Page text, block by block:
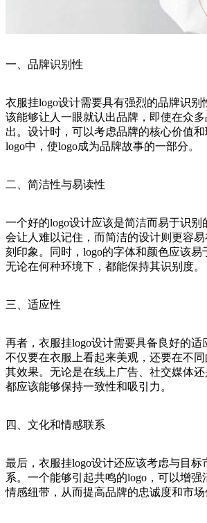
一、品牌识别性
衣服挂logo设计需要具有强烈的品牌识别
该能够让人一眼就认出品牌，即使在众
出。设计时，可以考虑品牌的核心价值
logo中，使logo成为品牌故事的一部分。
二、简洁性与易读性
一个好的logo设计应该是简洁而易于识别
会让人难以记住，而简洁的设计则更容
刻印象。同时，logo的字体和颜色应该易
无论在何种环境下，都能保持其识别度。
三、适应性
再者，衣服挂logo设计需要具备良好的适
不仅要在衣服上看起来美观，还要在不
其效果。无论是在线上广告、社交媒体
都应该能够保持一致性和吸引力。
四、文化和情感联系
最后，衣服挂logo设计还应该考虑与目标
系。一个能够引起共鸣的logo，可以增强
情感纽带，从而提高品牌的忠诚度和市场